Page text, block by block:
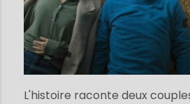
L'histoire raconte deux